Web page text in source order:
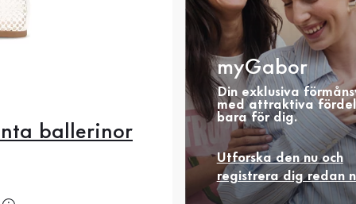
ballerinor
myGabor
Din exklusiva
med attraktiva
bara för dig.
Utforska den nu och
registrera dig redan